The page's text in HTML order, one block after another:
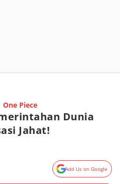
One Piece
Dunia
Jahat!
Add Us on Google